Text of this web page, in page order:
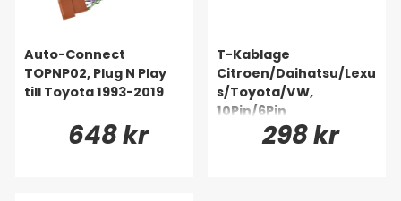
Auto-Connect
TOPNP02, Plug N Play
till Toyota 1993-2019
648 kr
T-Kablage
Citroen/Daihatsu/Lexu
s/Toyota/VW,
10Pin/6Pin
298 kr